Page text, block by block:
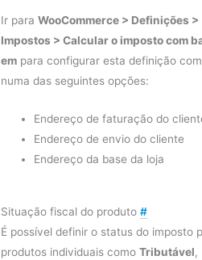
Ir para WooCommerce > Definições >
Impostos > Calcular o imposto com
em para configurar esta definição
numa das seguintes opções:
Endereço de faturação do
Endereço de envio do cliente
Endereço da base da loja
Situação fiscal do produto #
É possível definir o status do imposto
produtos individuais como Tributável,